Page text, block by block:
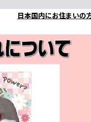
日本国内にお住まいの